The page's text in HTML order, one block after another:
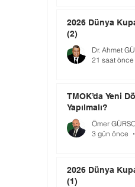
2026 Dünya
(2)
Dr. Ahmet
21 saat önce
TMOK’da Yeni
Yapılmalı?
Ömer
3 gün önce
2026 Dünya
(1)